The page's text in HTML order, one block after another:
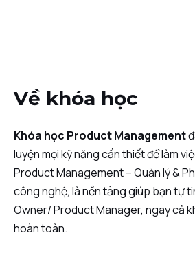
Về khóa học
Khóa học Product Management
luyện mọi kỹ năng cần thiết để làm
Product Management – Quản lý &
công nghệ, là nền tảng giúp bạn tự
Owner/ Product Manager, ngay cả
hoàn toàn.